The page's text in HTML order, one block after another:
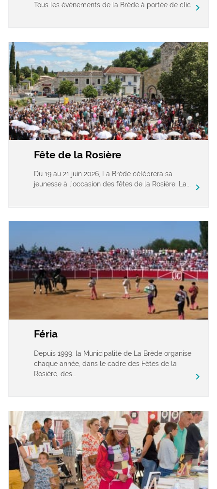
Tous les événements de la Brède à portée de clic. chevron_right
Fête de la Rosière
Du 19 au 21 juin 2026, La Brède célébrera sa
jeunesse à l’occasion des fêtes de la Rosière. La...
chevron_right
Féria
Depuis 1999, la Municipalité de La Brède organise
chaque année, dans le cadre des Fêtes de la
Rosière, des...
chevron_right